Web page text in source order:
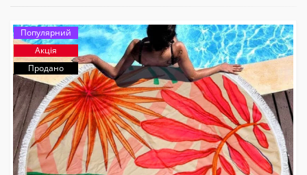
Популярний
Акція
Продано